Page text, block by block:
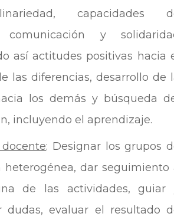
capacidades
comunicación y
así actitudes positivas hacia
las diferencias, desarrollo de
los demás y búsqueda
incluyendo el aprendizaje.
: Designar los grupos
heterogénea, dar seguimiento
de las actividades, guiar
dudas, evaluar el resultado